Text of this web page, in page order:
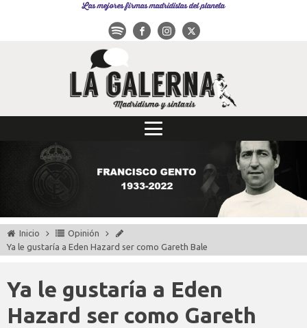
Las mejores firmas madridistas del planeta
Inicio
Opinión
Ya le gustaría a Eden Hazard ser como Gareth Bale
Ya le gustaría a Eden
Hazard ser como Gareth